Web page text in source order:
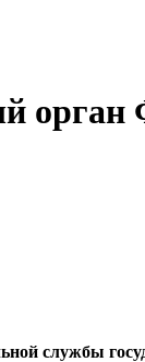
орган
службы